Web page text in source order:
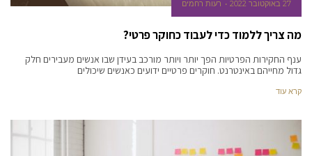
27 באוקטובר 2022 רעות רחמים
מה צריך ללמוד כדי לעבוד כחוקר פרטי?
ענף החקירות הפרטיות הפך יותר ויותר מורכב בעידן שבו אנשים מעבירים חלק
גדול מחייהם באינטרנט. חוקרים פרטיים ידועים כאנשים שיכולים
קרא עוד